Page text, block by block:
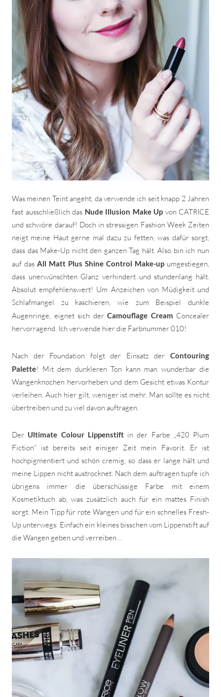
Was meinen Teint angeht, da verwende ich seit knapp 2 Jahren
fast ausschließlich das Nude Illusion Make Up von CATRICE
und schwöre darauf! Doch in stressigen Fashion Week Zeiten
neigt meine Haut gerne mal dazu zu fetten, was dafür sorgt,
dass das Make-Up nicht den ganzen Tag hält. Also bin ich nun
auf das All Matt Plus Shine Control Make-up umgestiegen,
dass unerwünschten Glanz verhindert und stundenlang hält.
Absolut empfehlenswert! Um Anzeichen von Müdigkeit und
Schlafmangel zu kaschieren, wie zum Beispiel dunkle
Augenringe, eignet sich der Camouflage Cream Concealer
hervorragend. Ich verwende hier die Farbnummer 010!
Nach der Foundation folgt der Einsatz der Contouring
Palette! Mit dem dunkleren Ton kann man wunderbar die
Wangenknochen hervorheben und dem Gesicht etwas Kontur
verleihen. Auch hier gilt, weniger ist mehr. Man sollte es nicht
übertreiben und zu viel davon auftragen.
Der Ultimate Colour Lippenstiftin der Farbe „420 Plum
Fiction“ ist bereits seit einiger Zeit mein Favorit. Er ist
hochpigmentiert und schön cremig, so dass er lange hält und
meine Lippen nicht austrocknet. Nach dem auftragen tupfe ich
übrigens immer die überschüssige Farbe mit einem
Kosmetiktuch ab, was zusätzlich auch für ein mattes Finish
sorgt. Mein Tipp für rote Wangen und für ein schnelles Fresh-
Up unterwegs: Einfach ein kleines bisschen vom Lippenstift auf
die Wangen geben und verreiben…